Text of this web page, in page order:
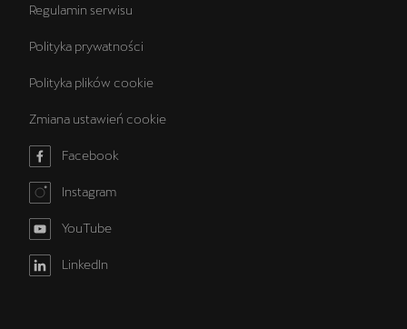
Regulamin serwisu
Polityka prywatności
Polityka plików cookie
Zmiana ustawień cookie
Facebook
Instagram
YouTube
LinkedIn